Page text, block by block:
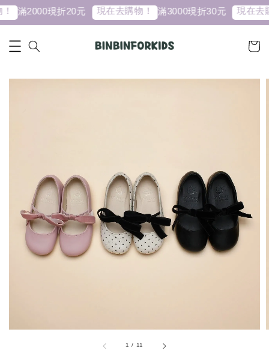
滿2000現折20元 現在去購物！ 滿3000現折30元 現在去
1 / 11